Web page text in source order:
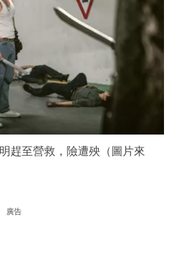
趕至營救，險遭殃（圖片來
廣告